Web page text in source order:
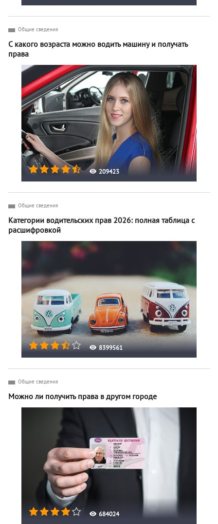
209423
Общие сведения
С какого возраста можно водить машину и получать
права
8399561
Общие сведения
Категории водительских прав 2026: полная таблица с
расшифровкой
684024
Общие сведения
Можно ли получить права в другом городе